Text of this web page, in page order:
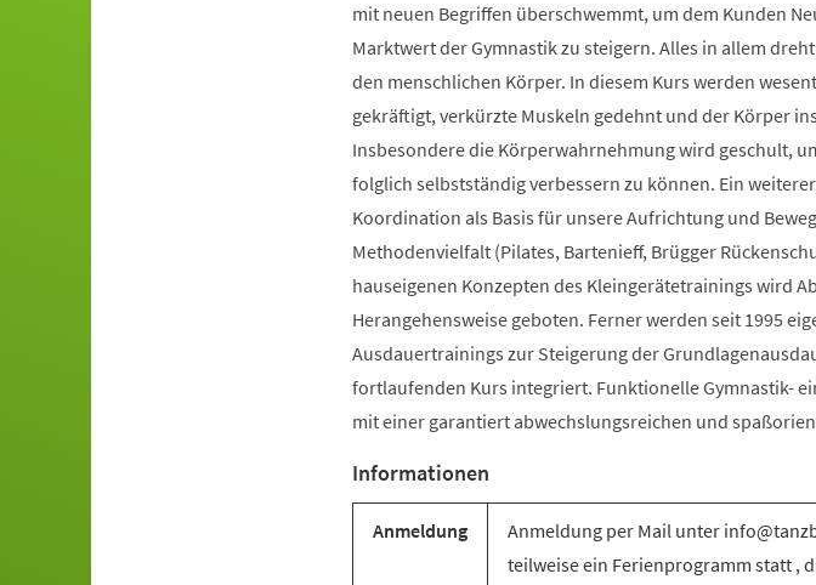
mit neuen Begriffen überschwemmt, um dem Kunden
Marktwert der Gymnastik zu steigern. Alles in allem
den menschlichen Körper. In diesem Kurs werden
gekräftigt, verkürzte Muskeln gedehnt und der Körper
Insbesondere die Körperwahrnehmung wird geschult,
folglich selbstständig verbessern zu können. Ein
Koordination als Basis für unsere Aufrichtung und
Methodenvielfalt (Pilates, Bartenieff, Brügger
hauseigenen Konzepten des Kleingerätetrainings wird
Herangehensweise geboten. Ferner werden seit 1995
Ausdauertrainings zur Steigerung der
fortlaufenden Kurs integriert. Funktionelle Gymnastik-
mit einer garantiert abwechslungsreichen und
Informationen
Anmeldung
Anmeldung per Mail unter
teilweise ein Ferienprogramm statt ,